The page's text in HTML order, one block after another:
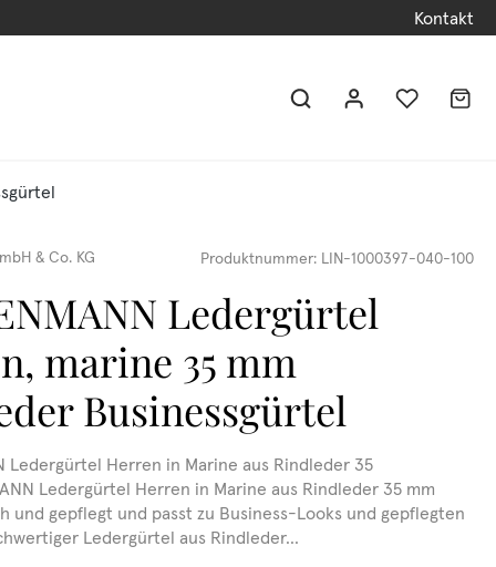
Kontakt
& Co. KG Produktnummer: LIN-1000397-040-100
Ledergürtel
marine 35 mm
Businessgürtel
Ledergürtel Herren in Marine aus Rindleder 35
Ledergürtel Herren in Marine aus Rindleder 35 mm
und gepflegt und passt zu Business-Looks und gepflegten
Ledergürtel aus Rindleder...